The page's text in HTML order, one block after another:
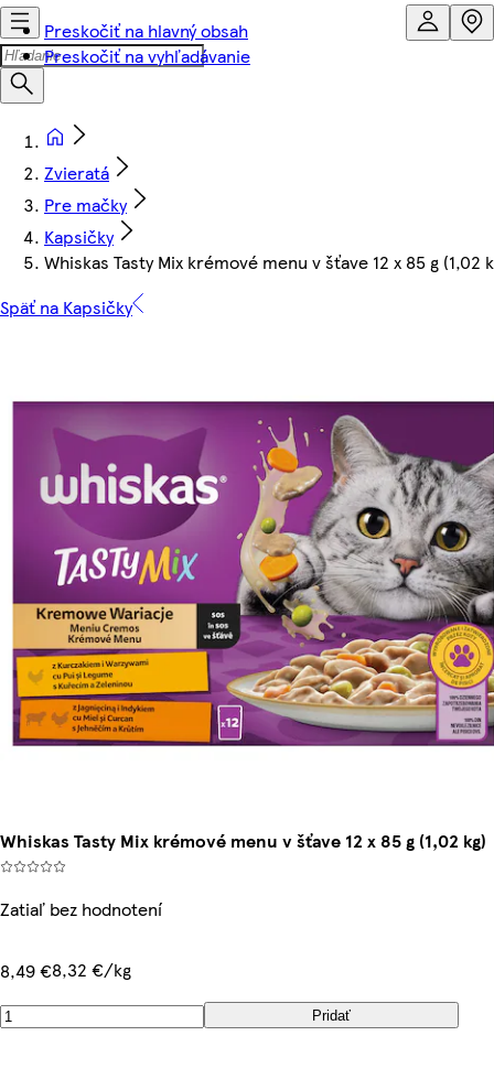
Preskočiť na hlavný obsah
Preskočiť na vyhľadávanie
Zvieratá
Pre mačky
Kapsičky
Whiskas Tasty Mix krémové menu v šťave 12 x 85 g (1,02
Späť na Kapsičky
Whiskas Tasty Mix krémové menu v šťave 12 x 85 g (1,02 kg)
Zatiaľ bez hodnotení
8,49 €8,32 €/kg
Pridať